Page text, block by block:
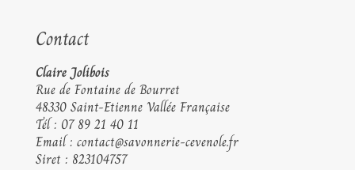
Contact
Claire Jolibois
Rue de Fontaine de Bourret
48330 Saint-Etienne Vallée Française
Tél : 07 89 21 40 11
Email : contact@savonnerie-cevenole.fr
Siret : 823104757